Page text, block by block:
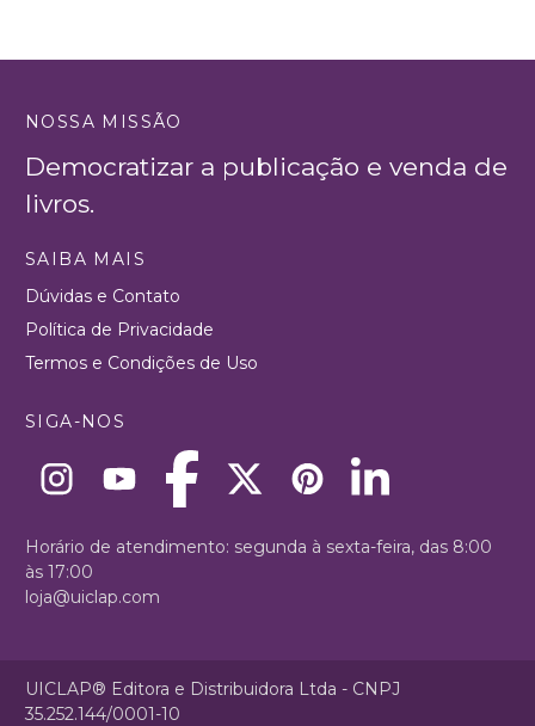
NOSSA MISSÃO
Democratizar a publicação e venda de
livros.
SAIBA MAIS
Dúvidas e Contato
Política de Privacidade
Termos e Condições de Uso
SIGA-NOS
Horário de atendimento: segunda à sexta-feira, das 8:00
às 17:00
loja@uiclap.com
UICLAP® Editora e Distribuidora Ltda - CNPJ
35.252.144/0001-10